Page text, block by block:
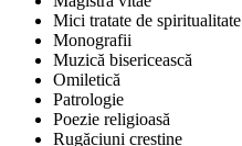
Mici tratate de spiritualitate
Monografii
Muzică bisericească
Omiletică
Patrologie
Poezie religioasă
Rugăciuni creștine